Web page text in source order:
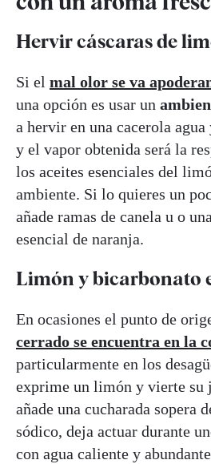
Hervir cáscaras de
Si el mal olor se va
una opción es usar un
a hervir en una cacerola
y el vapor obtenida será la
los aceites esenciales del
ambiente. Si lo quieres un
añade ramas de canela u o
esencial de naranja.
Limón y bicarbonato
En ocasiones el punto de
cerrado se encuentra en la
particularmente en los
exprime un limón y vierte su
añade una cucharada sopera
sódico, deja actuar durante
con agua caliente y